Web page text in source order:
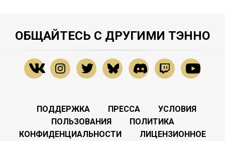
ОБЩАЙТЕСЬ С ДРУГИМИ ТЭННО
ПОДДЕРЖКА ПРЕССА
УСЛОВИЯ
ПОЛЬЗОВАНИЯ
ПОЛИТИКА
КОНФИДЕНЦИАЛЬНОСТИ
ЛИЦЕНЗИОННОЕ